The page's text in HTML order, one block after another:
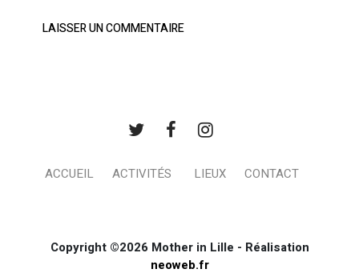
ACCUEIL ACTIVITÉS LIEUX CONTACT
Copyright ©2026 Mother in Lille - Réalisation
neoweb.fr